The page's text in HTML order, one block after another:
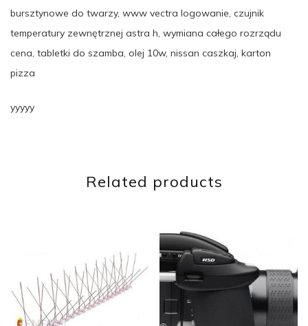
bursztynowe do twarzy, www vectra logowanie, czujnik
temperatury zewnętrznej astra h, wymiana całego rozrządu
cena, tabletki do szamba, olej 10w, nissan caszkaj, karton
pizza
yyyyy
Related products